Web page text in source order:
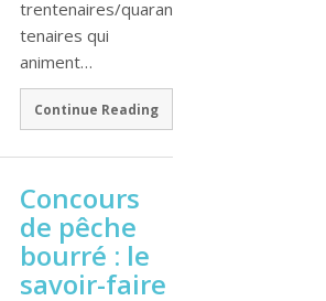
trentenaires/quaran
tenaires qui
animent…
Continue Reading
Concours
de pêche
bourré : le
savoir-faire